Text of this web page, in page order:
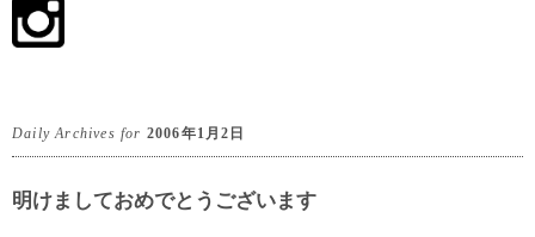
Daily Archives for 2006年1月2日
明けましておめでとうございます